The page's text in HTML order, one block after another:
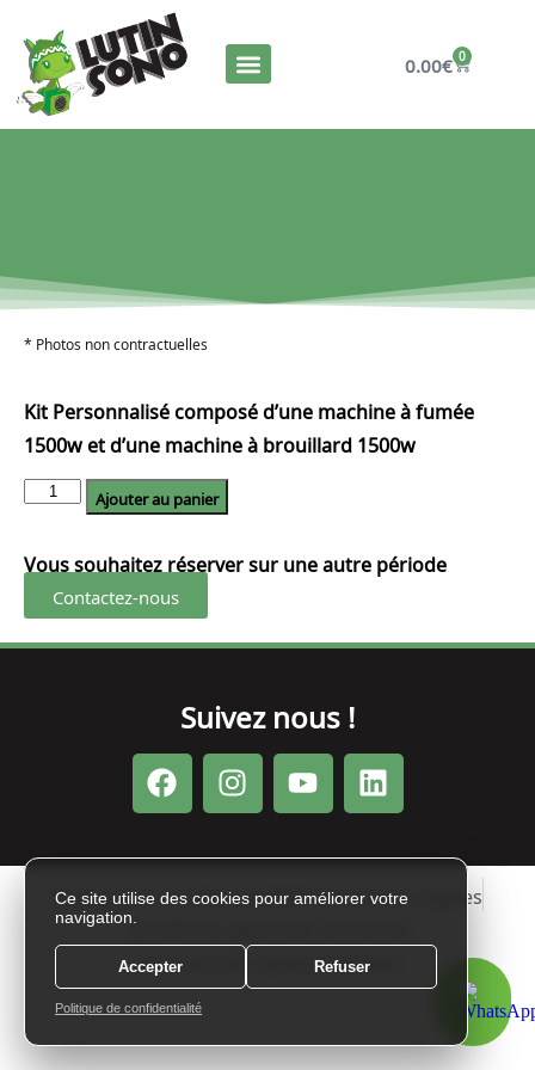
0.00€ 0
* Photos non contractuelles
Kit Personnalisé composé d’une machine à fumée
1500w et d’une machine à brouillard 1500w
Ajouter au panier
Vous souhaitez réserver sur une autre période
Contactez-nous
Suivez nous !
Politique de confidentialitéInformations légales
Conditions générales de ventes
Une création Sycow Solutions
Ce site utilise des cookies pour améliorer votre
navigation.
Accepter Refuser
Politique de confidentialité